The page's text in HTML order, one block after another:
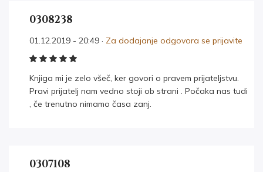
0308238
01.12.2019 - 20:49 · Za dodajanje odgovora se prijavite
Knjiga mi je zelo všeč, ker govori o pravem prijateljstvu.
Pravi prijatelj nam vedno stoji ob strani . Počaka nas tudi
, če trenutno nimamo časa zanj.
0307108